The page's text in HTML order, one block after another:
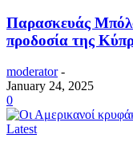
Παρασκευάς
προδοσία της
moderator -
January 24, 2025
0
Latest